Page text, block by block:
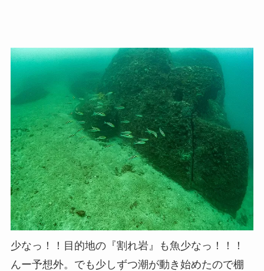
少なっ！！目的地の『割れ岩』も魚少なっ！！！
んー予想外。でも少しずつ潮が動き始めたので棚